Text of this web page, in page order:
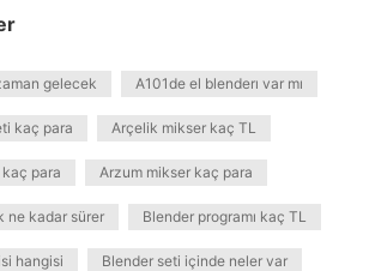
gelecek A101de el blenderı var mı
kaç para Arçelik mikser kaç TL
kaç para Arzum mikser kaç para
ne kadar sürer Blender programı kaç TL
hangisi Blender seti içinde neler var